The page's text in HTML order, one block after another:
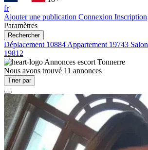
fr
Ajouter une publication Connexion Inscription
Paramètres
Rechercher
Déplacement 10884 Appartement 19743 Salon
19812
Annonces escort Tonnerre
Nous avons trouvé 11 annonces
Trier par